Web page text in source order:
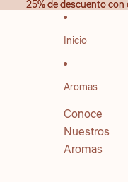
25% de descuento
25% de descuento
Inicio
Aromas
Conoce
Nuestros
Aromas